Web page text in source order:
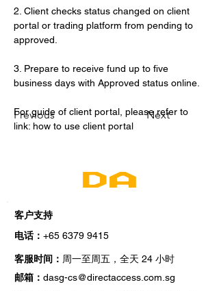
Previous Next
2. Client checks status changed on client
portal or trading platform from pending to
approved.
3. Prepare to receive fund up to five
business days with Approved status online.
For guide of client portal, please refer to
link: how to use client portal
客户支持
电话： +65 6379 9415
客服时间： 周一至周五，全天 24 小时
邮箱： dasg-cs@directaccess.com.sg